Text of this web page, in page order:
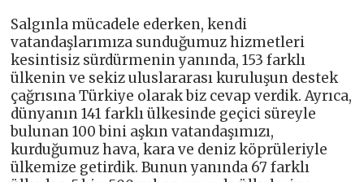
Salgınla mücadele ederken, kendi
vatandaşlarımıza sunduğumuz hizmetleri
kesintisiz sürdürmenin yanında, 153 farklı
ülkenin ve sekiz uluslararası kuruluşun destek
çağrısına Türkiye olarak biz cevap verdik. Ayrıca,
dünyanın 141 farklı ülkesinde geçici süreyle
bulunan 100 bini aşkın vatandaşımızı,
kurduğumuz hava, kara ve deniz köprüleriyle
ülkemize getirdik. Bunun yanında 67 farklı